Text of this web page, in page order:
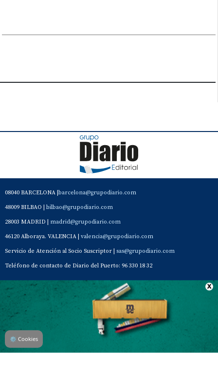
08040 BARCELONA | barcelona@grupodiario.com
48009 BILBAO | bilbao@grupodiario.com
28003 MADRID | madrid@grupodiario.com
46120 Alboraya. VALENCIA | valencia@grupodiario.com
Servicio de Atención al Socio Suscriptor | sas@grupodiario.com
Teléfono de contacto de Diario del Puerto: 96 330 18 32
Contacto Aviso Legal Quiénes somos Política de privacidad
⚙ Cookies